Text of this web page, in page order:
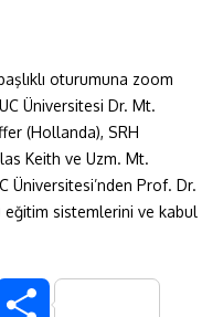
oturumuna zoom
Üniversitesi Dr. Mt.
(Hollanda), SRH
Keith ve Uzm. Mt.
Üniversitesi’nden Prof. Dr.
sistemlerini ve kabul
S